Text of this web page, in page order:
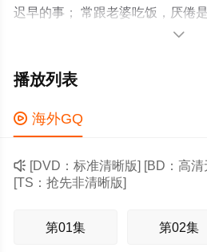
迟早的事； 常跟老婆吃饭，厌倦
饭，肾虚是迟早的事； 常跟异性
人后我起飞了

播放列表
 海外GQ
 [DVD：标准清晰版] [BD：高
[TS：抢先非清晰版]
第01集 第02集